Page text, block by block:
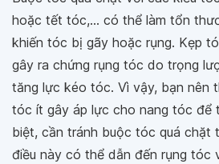
hoặc tết tóc,... có thể làm tổn
khiến tóc bị gãy hoặc rụng. Kẹp
gây ra chứng rụng tóc do trọng
tăng lực kéo tóc. Vì vậy, bạn nên
tóc ít gây áp lực cho nang tóc để
biệt, cần tránh buộc tóc quá chặt
điều này có thể dẫn đến rụng tóc